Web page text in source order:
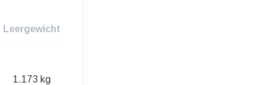
Leergewicht
1.173 kg